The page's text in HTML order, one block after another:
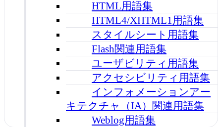
HTML用語集
HTML4/XHTML1用語集
スタイルシート用語集
Flash関連用語集
ユーザビリティ用語集
アクセシビリティ用語集
インフォメーションアー
キテクチャ（IA）関連用語集
Weblog用語集